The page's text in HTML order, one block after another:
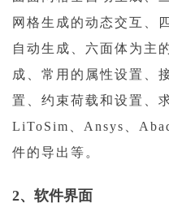
网格生成的动态交互、
自动生成、六面体为主
成、常用的属性设置、
置、约束荷载和设置、
LiToSim
Ansys
件的导出等。
2、 软件界面